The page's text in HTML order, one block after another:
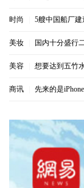
时尚 5艘中国船厂建
美妆 国内十分盛行
美容 想要达到五竹
商讯 先来的是